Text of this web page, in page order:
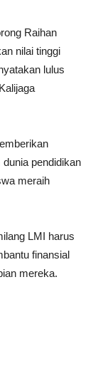
Raihan
nilai tinggi
lulus
pendidikan
meraih
LMI harus
finansial
mereka.